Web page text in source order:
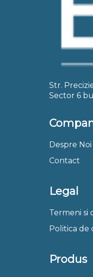
Str.
Sector 6
Despre Noi
Contact
Legal
Termeni si
Politica
Produs